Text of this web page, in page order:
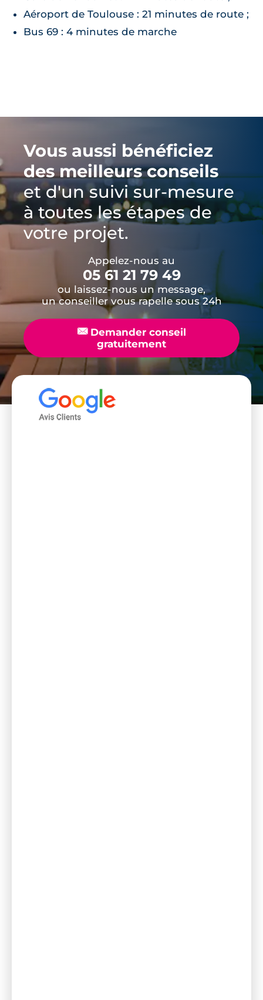
Aéroport de Toulouse : 21 minutes de route ;
Bus 69 : 4 minutes de marche
Vous aussi bénéficiez
des meilleurs conseils
et d'un suivi sur-mesure
à toutes les étapes de
votre projet.
Appelez-nous au
05 61 21 79 49
ou laissez-nous un message,
un conseiller vous rapelle sous 24h
📧Demander conseil
gratuitement